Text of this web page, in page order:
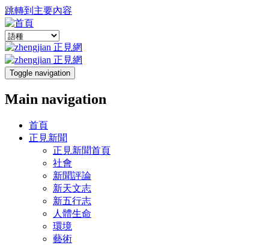
跳轉到主要內容
Toggle navigation
Main navigation
首頁
正見新聞
正見新聞首頁
社會
新聞評論
新天文志
新五行志
人體生命
環境
藝術